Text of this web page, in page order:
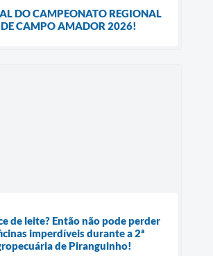
DO CAMPEONATO REGIONAL
DE CAMPO AMADOR 2026!
de leite? Então não pode perder
imperdíveis durante a 2ª
de Piranguinho!